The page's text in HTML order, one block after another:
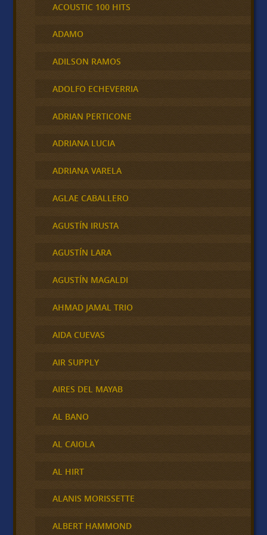
ACOUSTIC 100 HITS
ADAMO
ADILSON RAMOS
ADOLFO ECHEVERRIA
ADRIAN PERTICONE
ADRIANA LUCIA
ADRIANA VARELA
AGLAE CABALLERO
AGUSTÍN IRUSTA
AGUSTÍN LARA
AGUSTÍN MAGALDI
AHMAD JAMAL TRIO
AIDA CUEVAS
AIR SUPPLY
AIRES DEL MAYAB
AL BANO
AL CAIOLA
AL HIRT
ALANIS MORISSETTE
ALBERT HAMMOND